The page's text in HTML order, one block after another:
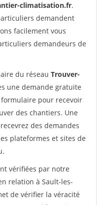
climatisation.fr.
demandent
facilement vous
demandeurs de
du réseau Trouver-
une demande gratuite
pour recevoir
des chantiers. Une
des demandes
plateformes et sites de
vérifiées par notre
relation à Sault-les-
de vérifier la véracité